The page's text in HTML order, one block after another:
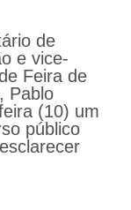
de
e vice-
Feira de
Pablo
(10) um
público